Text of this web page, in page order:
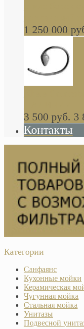
стиле
коричневый
1 250 000
Khala
НАЛИЧИИ
3 500 руб. 3
Контакты
Категории
Санфаянс
Кухонные мойки
Керамическая
Чугунная мойка
Стальная мойка
Унитазы
Подвесной